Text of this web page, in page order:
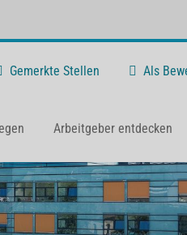
Gemerkte Stellen Als
Arbeitgeber entdecken